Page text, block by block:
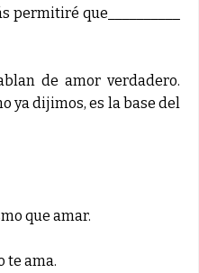
permitiré que__________
de amor verdadero.
ya dijimos, es la base del
que amar.
te ama.